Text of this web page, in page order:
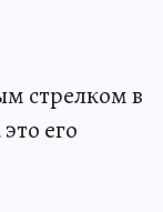
стрелком в
его